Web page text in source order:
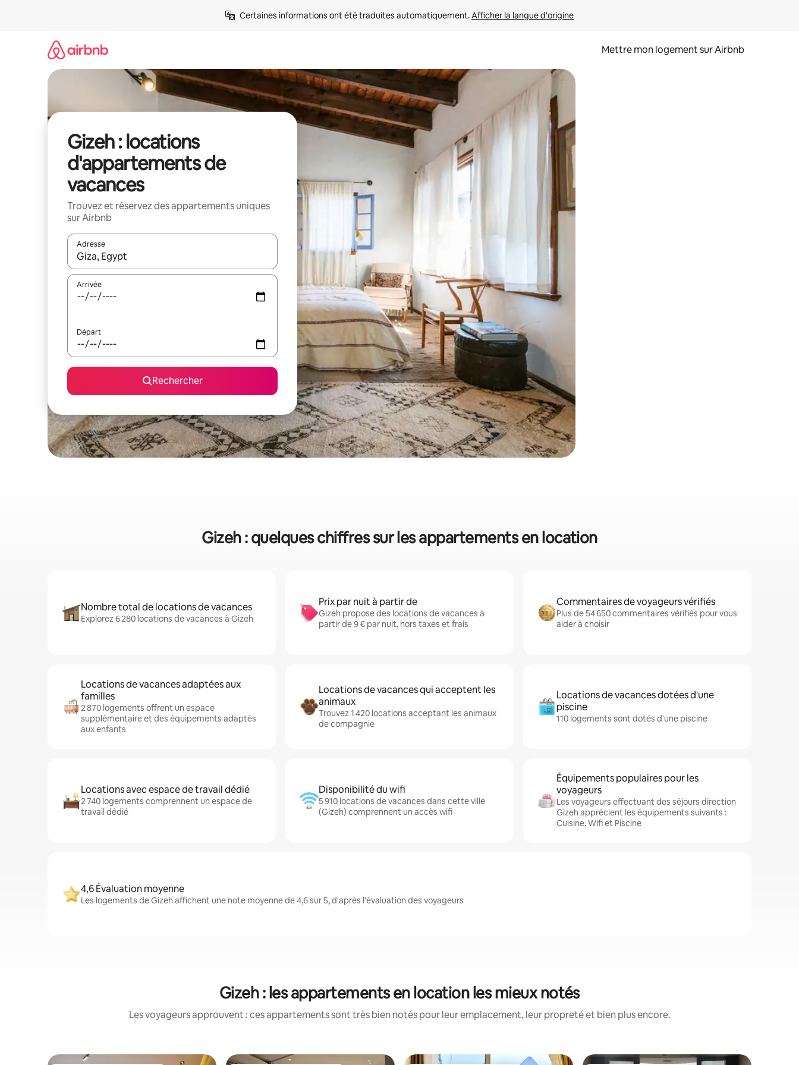
Certaines informations ont été traduites automatiquement. Afficher la langue d'origine
Mettre mon logement sur Airbnb
Gizeh : locations
d'appartements de
vacances
Trouvez et réservez des appartements uniques
sur Airbnb
Adresse
Lorsque les résultats s'affichent, utilisez les flèches vers le haut et vers le bas pour les parcourir ou en appuyant et en faisant glisser.
Arrivée
Départ
Rechercher
Gizeh : quelques chiffres sur les appartements en location
Nombre total de locations de vacances
Explorez 6 280 locations de vacances à Gizeh
Prix par nuit à partir de
Gizeh propose des locations de vacances à
partir de 9 € par nuit, hors taxes et frais
Commentaires de voyageurs vérifiés
Plus de 54 650 commentaires vérifiés pour vous
aider à choisir
Locations de vacances adaptées aux
familles
2 870 logements offrent un espace
supplémentaire et des équipements adaptés
aux enfants
Locations de vacances qui acceptent les
animaux
Trouvez 1 420 locations acceptant les animaux
de compagnie
Locations de vacances dotées d'une
piscine
110 logements sont dotés d'une piscine
Locations avec espace de travail dédié
2 740 logements comprennent un espace de
travail dédié
Disponibilité du wifi
5 910 locations de vacances dans cette ville
(Gizeh) comprennent un accès wifi
Équipements populaires pour les
voyageurs
Les voyageurs effectuant des séjours direction
Gizeh apprécient les équipements suivants :
Cuisine, Wifi et Piscine
4,6 Évaluation moyenne
Les logements de Gizeh affichent une note moyenne de 4,6 sur 5, d'après l'évaluation des voyageurs
Gizeh : les appartements en location les mieux notés
Les voyageurs approuvent : ces appartements sont très bien notés pour leur emplacement, leur propreté et bien plus encore.